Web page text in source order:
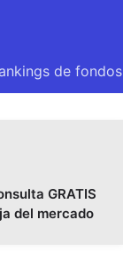
de fondos
GRATIS
del mercado